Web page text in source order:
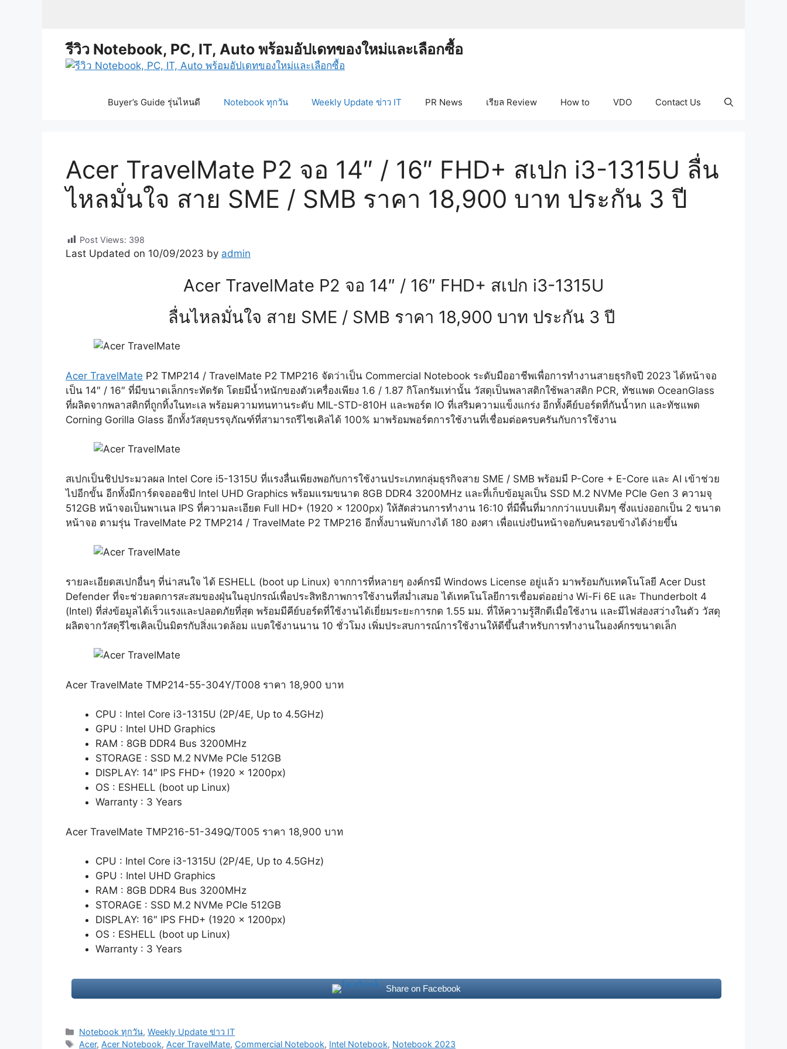
รีวิว Notebook, PC, IT, Auto พร้อมอัปเดทของใหม่และเลือกซื้อ
Buyer’s Guide รุ่นไหนดี Notebook ทุกวัน Weekly Update ข่าว IT PR News เรียล Review How to VDO Contact Us
Acer TravelMate P2 จอ 14″ / 16″ FHD+ สเปก i3-1315U ลื่น
ไหลมั่นใจ สาย SME / SMB ราคา 18,900 บาท ประกัน 3 ปี
Post Views: 398
Last Updated on 10/09/2023 by admin
Acer TravelMate P2 จอ 14″ / 16″ FHD+ สเปก i3-1315U
ลื่นไหลมั่นใจ สาย SME / SMB ราคา 18,900 บาท ประกัน 3 ปี
Acer TravelMate P2 TMP214 / TravelMate P2 TMP216 จัดว่าเป็น Commercial Notebook ระดับมืออาชีพเพื่อการทำงานสายธุรกิจปี 2023 ได้หน้าจอ
เป็น 14″ / 16″ ที่มีขนาดเล็กกระทัดรัด โดยมีน้ำหนักของตัวเครื่องเพียง 1.6 / 1.87 กิโลกรัมเท่านั้น วัสดุเป็นพลาสติกใช้พลาสติก PCR, ทัชแพด OceanGlass
ที่ผลิตจากพลาสติกที่ถูกทิ้งในทะเล พร้อมความทนทานระดับ MIL-STD-810H และพอร์ต IO ที่เสริมความแข็งแกร่ง อีกทั้งคีย์บอร์ดที่กันน้ำหก และทัชแพด
Corning Gorilla Glass อีกทั้งวัสดุบรรจุภัณฑ์ที่สามารถรีไซเคิลได้ 100% มาพร้อมพอร์ตการใช้งานที่เชื่อมต่อครบครันกับการใช้งาน
สเปกเป็นชิปประมวลผล Intel Core i5-1315U ที่แรงลื่นเพียงพอกับการใช้งานประเภทกลุ่มธุรกิจสาย SME / SMB พร้อมมี P-Core + E-Core และ AI เข้าช่วย
ไปอีกขั้น อีกทั้งมีการ์ดจอออชิป Intel UHD Graphics พร้อมแรมขนาด 8GB DDR4 3200MHz และที่เก็บข้อมูลเป็น SSD M.2 NVMe PCIe Gen 3 ความจุ
512GB หน้าจอเป็นพาเนล IPS ที่ความละเอียด Full HD+ (1920 x 1200px) ให้สัดส่วนการทำงาน 16:10 ที่มีพื้นที่มากกว่าแบบเดิมๆ ซึ่งแบ่งออกเป็น 2 ขนาด
หน้าจอ ตามรุ่น TravelMate P2 TMP214 / TravelMate P2 TMP216 อีกทั้งบานพับกางได้ 180 องศา เพื่อแบ่งปันหน้าจอกับคนรอบข้างได้ง่ายขึ้น
รายละเอียดสเปกอื่นๆ ที่น่าสนใจ ได้ ESHELL (boot up Linux) จากการที่หลายๆ องค์กรมี Windows License อยู่แล้ว มาพร้อมกับเทคโนโลยี Acer Dust
Defender ที่จะช่วยลดการสะสมของฝุ่นในอุปกรณ์เพื่อประสิทธิภาพการใช้งานที่สม่ำเสมอ ได้เทคโนโลยีการเชื่อมต่ออย่าง Wi-Fi 6E และ Thunderbolt 4
(Intel) ที่ส่งข้อมูลได้เร็วแรงและปลอดภัยที่สุด พร้อมมีคีย์บอร์ดที่ใช้งานได้เยี่ยมระยะการกด 1.55 มม. ที่ให้ความรู้สึกดีเมื่อใช้งาน และมีไฟส่องสว่างในตัว วัสดุ
ผลิตจากวัสดุรีไซเคิลเป็นมิตรกับสิ่งแวดล้อม แบตใช้งานนาน 10 ชั่วโมง เพิ่มประสบการณ์การใช้งานให้ดีขึ้นสำหรับการทำงานในองค์กรขนาดเล็ก
Acer TravelMate TMP214-55-304Y/T008 ราคา 18,900 บาท
CPU : Intel Core i3-1315U (2P/4E, Up to 4.5GHz)
GPU : Intel UHD Graphics
RAM : 8GB DDR4 Bus 3200MHz
STORAGE : SSD M.2 NVMe PCIe 512GB
DISPLAY: 14″ IPS FHD+ (1920 x 1200px)
OS : ESHELL (boot up Linux)
Warranty : 3 Years
Acer TravelMate TMP216-51-349Q/T005 ราคา 18,900 บาท
CPU : Intel Core i3-1315U (2P/4E, Up to 4.5GHz)
GPU : Intel UHD Graphics
RAM : 8GB DDR4 Bus 3200MHz
STORAGE : SSD M.2 NVMe PCIe 512GB
DISPLAY: 16″ IPS FHD+ (1920 x 1200px)
OS : ESHELL (boot up Linux)
Warranty : 3 Years
Share on Facebook
Categories
Notebook ทุกวัน,Weekly Update ข่าว IT
Tags
Acer, Acer Notebook, Acer TravelMate, Commercial Notebook, Intel Notebook, Notebook 2023